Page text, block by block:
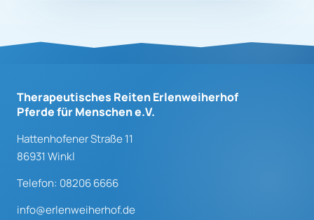
Therapeutisches Reiten Erlenweiherhof
Pferde für Menschen e.V.
Hattenhofener Straße 11
86931 Winkl
Telefon: 08206 6666
info@erlenweiherhof.de